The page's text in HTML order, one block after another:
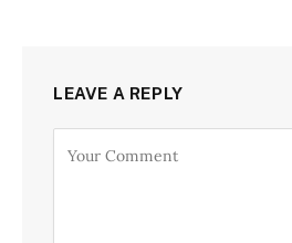
LEAVE A REPLY